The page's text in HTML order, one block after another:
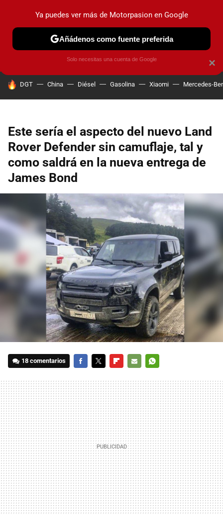
PRUEBAS COCHES ELÉCTRICOS OBSERVATORIO
HOY SE HABLA DE
DGT China Diésel Gasolina Xiaomi Mercedes-
Este sería el aspecto del nuevo Land
Rover Defender sin camuflaje, tal y
como saldrá en la nueva entrega de
James Bond
18 comentarios
MAIL
×
Ya puedes ver más de Motorpasion en Google
Añádenos como fuente preferida
Solo necesitas una cuenta de Google